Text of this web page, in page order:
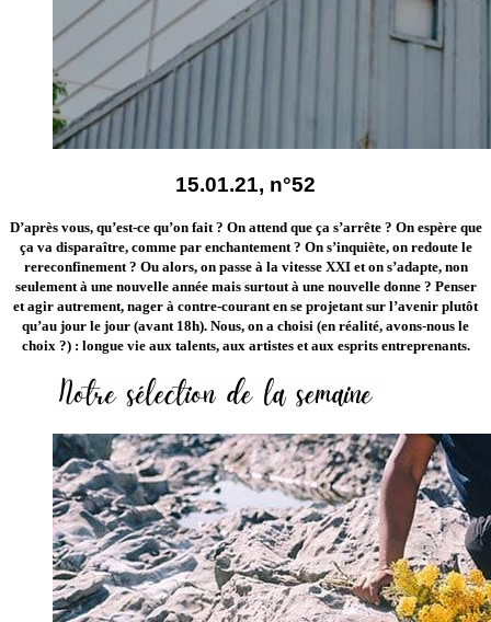
15.01.21, n°52
D’après vous, qu’est-ce qu’on fait ? On attend que ça s’arrête ? On espère que
ça va disparaître, comme par enchantement ? On s’inquiète, on redoute le
rereconfinement ? Ou alors, on passe à la vitesse XXI et on s’adapte, non
seulement à une nouvelle année mais surtout à une nouvelle donne ? Penser
et agir autrement, nager à contre-courant en se projetant sur l’avenir plutôt
qu’au jour le jour (avant 18h). Nous, on a choisi (en réalité, avons-nous le
choix ?) : longue vie aux talents, aux artistes et aux esprits entreprenants.